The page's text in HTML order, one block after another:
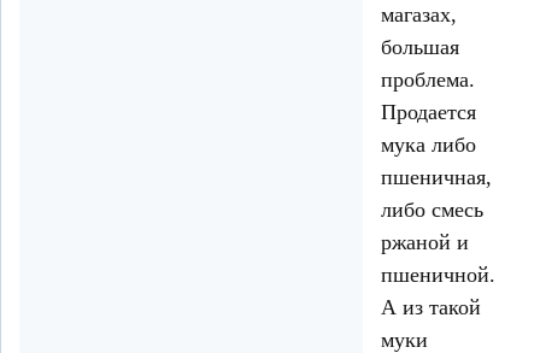
магазах,
большая
проблема.
Продается
мука либо
пшеничная,
либо смесь
ржаной и
пшеничной.
А из такой
муки